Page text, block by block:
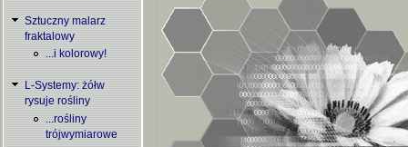
Sztuczny malarz
fraktalowy
...i kolorowy!
L-Systemy: żółw
rysuje rośliny
...rośliny
trójwymiarowe